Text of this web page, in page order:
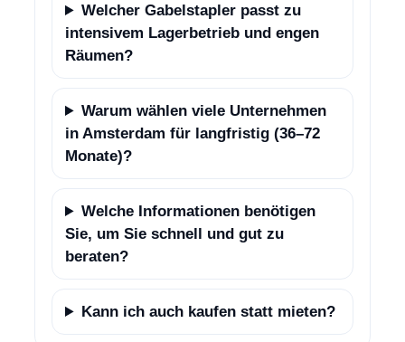
Welcher Gabelstapler passt zu
intensivem Lagerbetrieb und engen
Räumen?
Warum wählen viele Unternehmen
in Amsterdam für langfristig (36–72
Monate)?
Welche Informationen benötigen
Sie, um Sie schnell und gut zu
beraten?
Kann ich auch kaufen statt mieten?